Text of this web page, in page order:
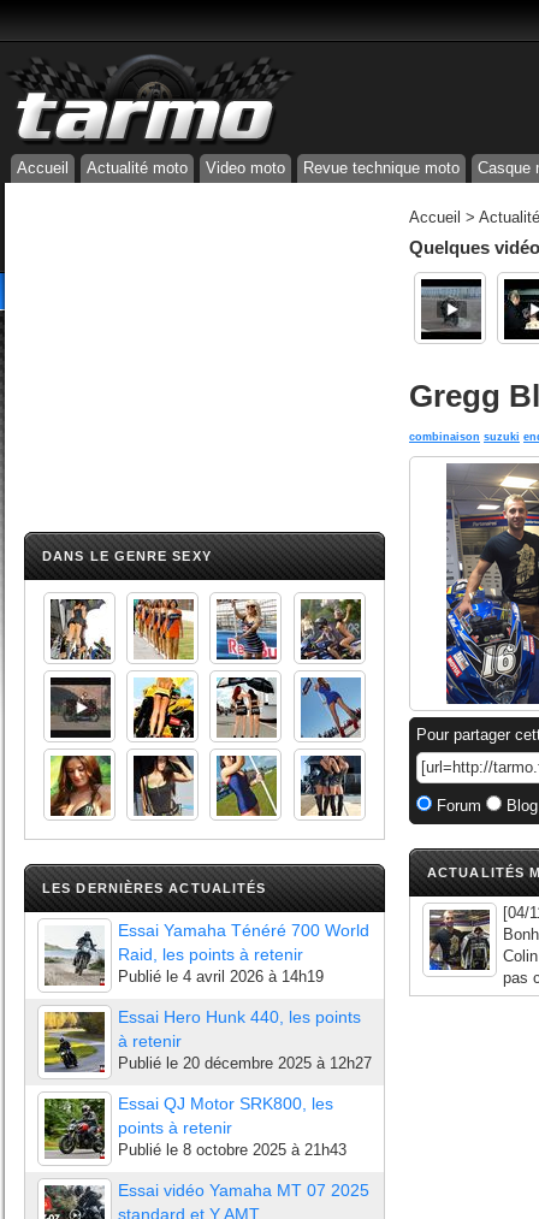
Accueil Actualité moto Video moto Revue technique moto Casque
DANS LE GENRE SEXY
LES DERNIÈRES ACTUALITÉS
Essai Yamaha Ténéré 700 World
Raid, les points à retenir
Publié le 4 avril 2026 à 14h19
Essai Hero Hunk 440, les points
à retenir
Publié le 20 décembre 2025 à 12h27
Essai QJ Motor SRK800, les
points à retenir
Publié le 8 octobre 2025 à 21h43
Essai vidéo Yamaha MT 07 2025
standard et Y AMT
Accueil >
Quelques
Gregg
combinaison suzuki
Pour partager
Forum
ACTUALITÉS
[04/
pas